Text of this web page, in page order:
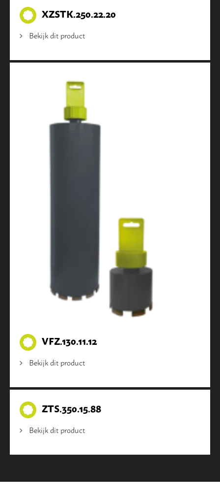
XZSTK.250.22.20
Bekijk dit product
VFZ.130.11.12
Bekijk dit product
ZTS.350.15.88
Bekijk dit product